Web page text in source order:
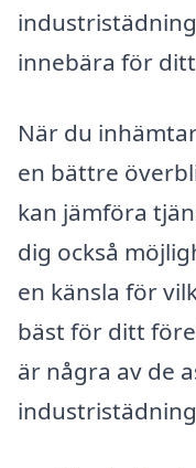
innebära för
När du
en bättre
kan jämföra
dig också
en känsla för
bäst för ditt
är några av de